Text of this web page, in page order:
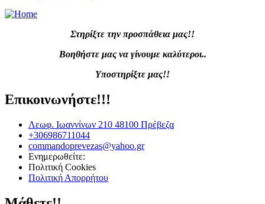
Στηρίξτε την προσπάθεια μας!!
Βοηθήστε μας να γίνουμε καλύτεροι..
Υποστηρίξτε μας!!
Επικοινωνήστε!!!
Λεωφ. Ιωαννίνων 210 48100 Πρέβεζα
+306986711044
commandoprevezas@yahoo.gr
Ενημερωθείτε:
Πολιτική Cookies
Πολιτική Απορρήτου